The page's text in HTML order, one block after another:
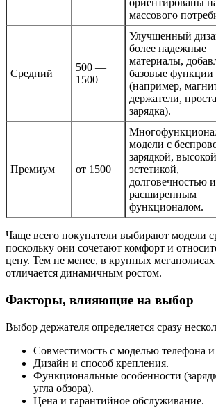
ориентированы
массового
Средний
500 —
1500
Улучшенный
более надежные
материалы,
базовые функции
(например,
держатели,
зарядка).
Премиум от 1500
модели с
зарядкой, высокой
эстетикой,
долговечностью и
расширенным
функционалом.
Чаще всего покупатели выбирают модели
поскольку они сочетают комфорт и
цену. Тем не менее, в крупных
отличается динамичным ростом.
Факторы, влияющие на выбор
Выбор держателя определяется сразу
Совместимость с моделью телефона
Дизайн и способ крепления.
Функциональные особенности
угла обзора).
Цена и гарантийное обслуживание.